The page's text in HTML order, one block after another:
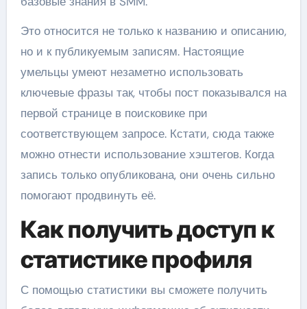
Это относится не только к названию и описанию,
но и к публикуемым записям. Настоящие
умельцы умеют незаметно использовать
ключевые фразы так, чтобы пост показывался на
первой странице в поисковике при
соответствующем запросе. Кстати, сюда также
можно отнести использование хэштегов. Когда
запись только опубликована, они очень сильно
помогают продвинуть её.
Как получить доступ к
статистике профиля
С помощью статистики вы сможете получить